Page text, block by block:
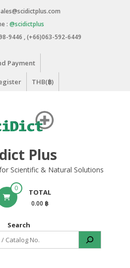
: @scidictplus
9446 , (+66)063-592-6449
Payment
THB(฿)
Plus
Scientific & Natural Solutions
0 TOTAL
0.00 ฿
Search